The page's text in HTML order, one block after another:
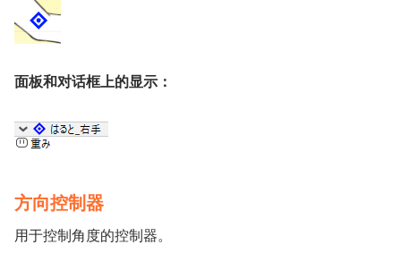
面板和对话框上的显示：
方向控制器
用于控制角度的控制器。